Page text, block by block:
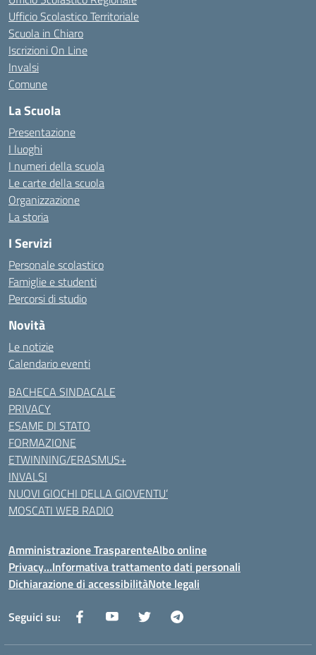
Ufficio Scolastico Territoriale
Scuola in Chiaro
Iscrizioni On Line
Invalsi
Comune
La Scuola
Presentazione
I luoghi
I numeri della scuola
Le carte della scuola
Organizzazione
La storia
I Servizi
Personale scolastico
Famiglie e studenti
Percorsi di studio
Novità
Le notizie
Calendario eventi
BACHECA SINDACALE
PRIVACY
ESAME DI STATO
FORMAZIONE
ETWINNING/ERASMUS+
INVALSI
NUOVI GIOCHI DELLA GIOVENTU’
MOSCATI WEB RADIO
Amministrazione TrasparenteAlbo online
Privacy…Informativa trattamento dati personali
Dichiarazione di accessibilitàNote legali
Seguici su: